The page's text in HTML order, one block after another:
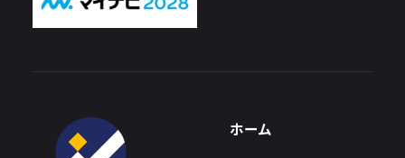
ホーム